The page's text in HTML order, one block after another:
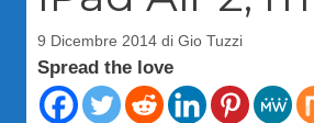
9 Dicembre 2014 di Gio Tuzzi
Spread the love